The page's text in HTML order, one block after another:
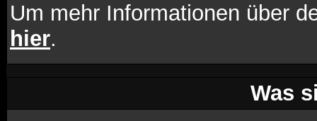
Um mehr Informationen über
hier.
Was